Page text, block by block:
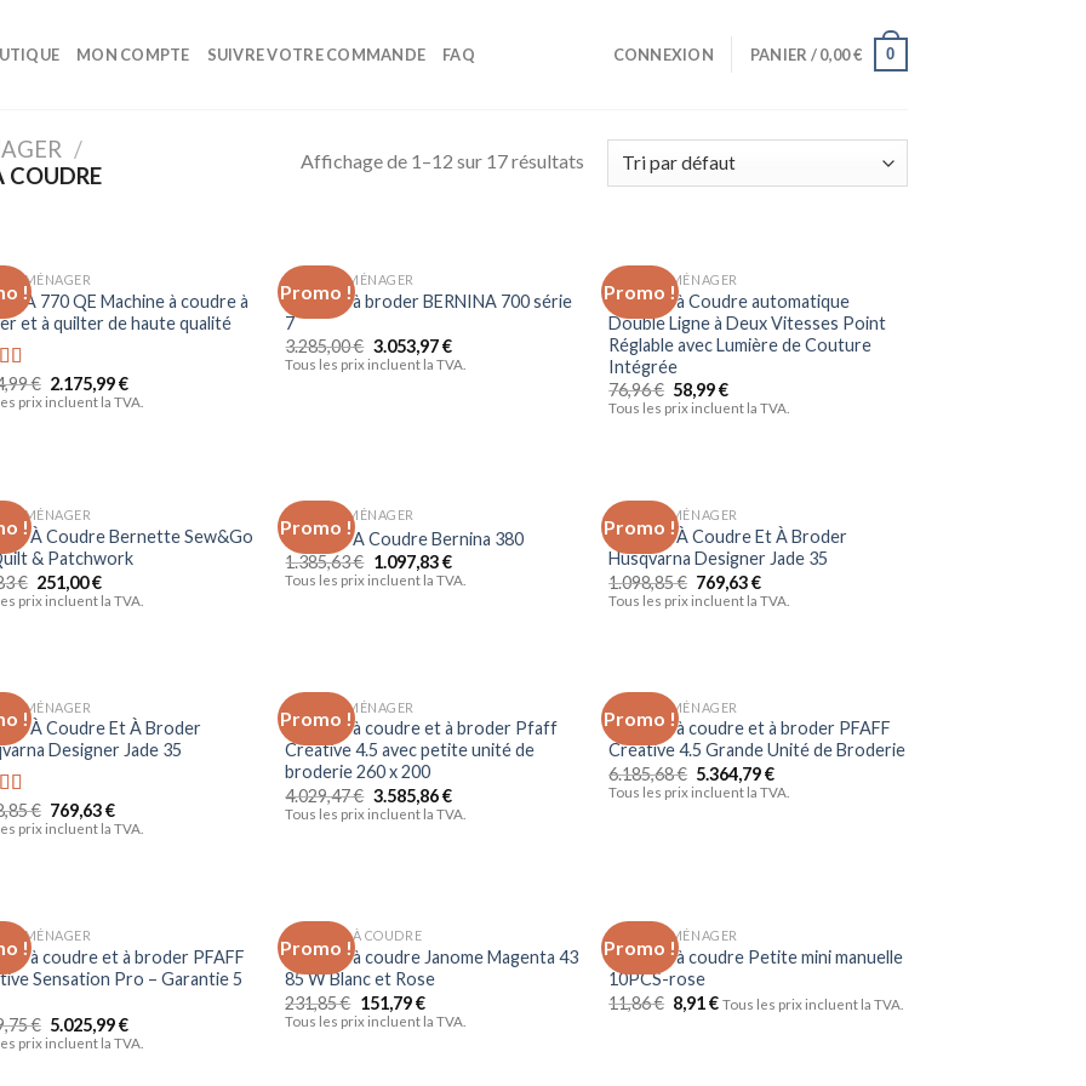
MON COMPTE SUIVRE VOTRE COMMANDE FAQ CONNEXION PANIER /0,00€ 0
/
COUDRE
Affichage de 1–12 sur 17 résultats
!
Ajouter
à la liste
d’envies
770 QE Machine à coudre à
et à quilter de haute qualité
5.00€ 2.175,99€
prix incluent la TVA.
Promo !
Ajouter
à la liste
ELECTROMÉNAGER
Machine à broder BERNINA 700 série
7
3.285,00€ 3.053,97€
Tous les prix incluent la TVA.
Promo !
Ajouter
à la liste
d’envies
ELECTROMÉNAGER
Machine à Coudre automatique
Double Ligne à Deux Vitesses Point
Réglable avec Lumière de Couture
Intégrée
76,96€ 58,99€
Tous les prix incluent la TVA.
!
Ajouter
à la liste
À Coudre Bernette Sew&Go
& Patchwork
€ 251,00€
prix incluent la TVA.
Promo !
Ajouter
à la liste
ELECTROMÉNAGER
Machine A Coudre Bernina 380
1.385,63€ 1.097,83€
Tous les prix incluent la TVA.
Promo !
Ajouter
à la liste
ELECTROMÉNAGER
Machine À Coudre Et À Broder
Husqvarna Designer Jade 35
1.098,85€ 769,63€
Tous les prix incluent la TVA.
!
Ajouter
à la liste
À Coudre Et À Broder
Designer Jade 35
5.00€ 769,63€
prix incluent la TVA.
Promo !
Ajouter
à la liste
d’envies
ELECTROMÉNAGER
Machine à coudre et à broder Pfaff
Créative 4.5 avec petite unité de
broderie 260 x 200
4.029,47€ 3.585,86€
Tous les prix incluent la TVA.
Promo !
Ajouter
à la liste
d’envies
ELECTROMÉNAGER
Machine à coudre et à broder PFAFF
Créative 4.5 Grande Unité de Broderie
6.185,68€ 5.364,79€
Tous les prix incluent la TVA.
!
Ajouter
à la liste
d’envies
à coudre et à broder PFAFF
Sensation Pro – Garantie 5
€ 5.025,99€
prix incluent la TVA.
Promo !
Ajouter
à la liste
MACHINE À COUDRE
Machine à coudre Janome Magenta 43
85 W Blanc et Rose
231,85€ 151,79€
Tous les prix incluent la TVA.
Promo !
Ajouter
à la liste
ELECTROMÉNAGER
Machine à coudre Petite mini manuelle
10PCS-rose
11,86€ 8,91€ Tous les prix incluent la TVA.